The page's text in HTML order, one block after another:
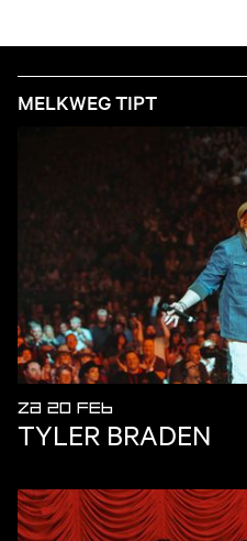
MELKWEG TIPT
ZA 20 FEB
TYLER BRADEN